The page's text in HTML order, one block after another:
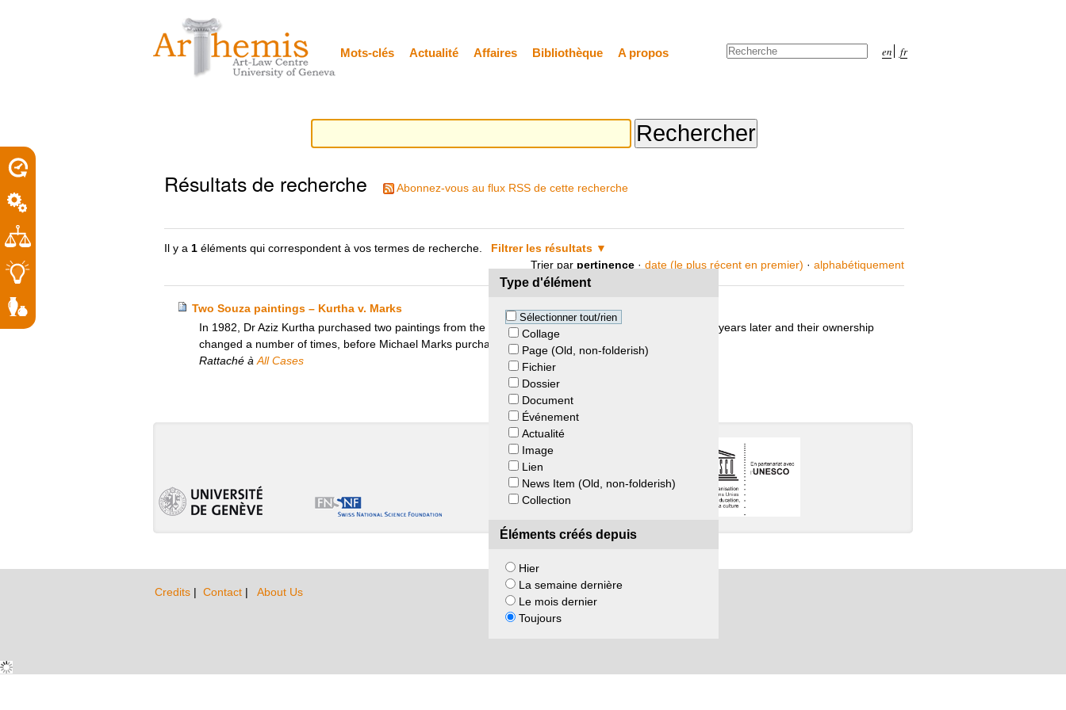
personnels
contenu.
Mots-clés Actualité Affaires Bibliothèque A propos en fr
Chercher par
Résultats de recherche Abonnez-vous au flux RSS de cette recherche
Il y a 1 éléments qui correspondent à vos termes de recherche. Filtrer les résultats
Type d'élément
Sélectionner tout/rien
Collage
Page (Old, non-folderish)
Fichier
Dossier
Document
Événement
Actualité
Image
Lien
News Item (Old, non-folderish)
Collection
Éléments créés depuis
Hier
La semaine dernière
Le mois dernier
Toujours
Trier par pertinence · date (le plus récent en premier) · alphabétiquement
Two Souza paintings – Kurtha v. Marks
In 1982, Dr Aziz Kurtha purchased two paintings from the Indian artist Francis Souza. They were stolen years later and their ownership
changed a number of times, before Michael Marks purchased them on 10 January 2006.
Rattaché à All Cases
Credits | Contact | About Us